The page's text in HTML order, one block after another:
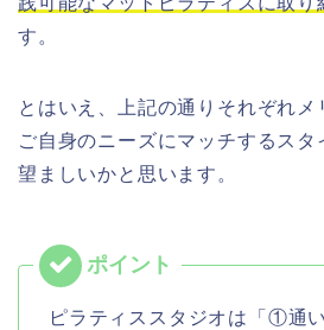
す。
とはいえ、上記の通りそれぞれメ
ご自身のニーズにマッチするスタ
望ましいかと思います。
ピラティススタジオは「①通